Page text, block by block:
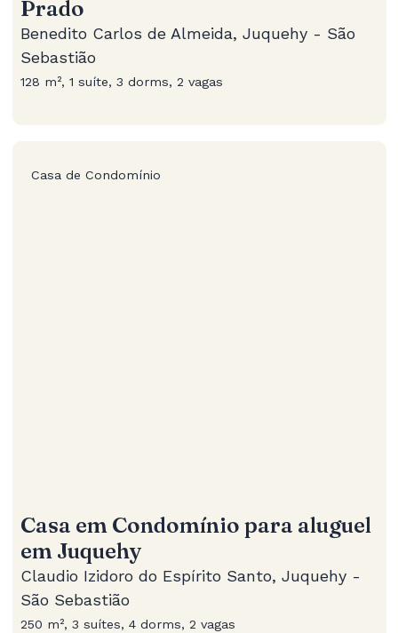
Prado
Benedito Carlos de Almeida, Juquehy - São
Sebastião
128 m², 1 suíte, 3 dorms, 2 vagas
Casa de Condomínio
Casa em Condomínio para aluguel
em Juquehy
Claudio Izidoro do Espírito Santo, Juquehy -
São Sebastião
250 m², 3 suítes, 4 dorms, 2 vagas